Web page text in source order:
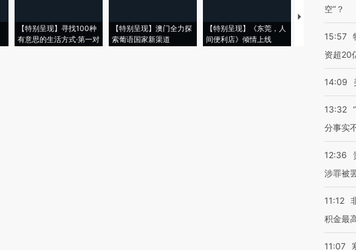
【特别呈现】寻找100种
有意思的生活方式·第一对
【特别呈现】澳门全力探
索葡语国家新渠道
【特别呈现】《东莞，人
间便利店》倾情上线
【推广】走进第
空”？
15:57
资超20
14:09
13:32
分事实
12:36
涉罪被
11:12
积金最
11:07